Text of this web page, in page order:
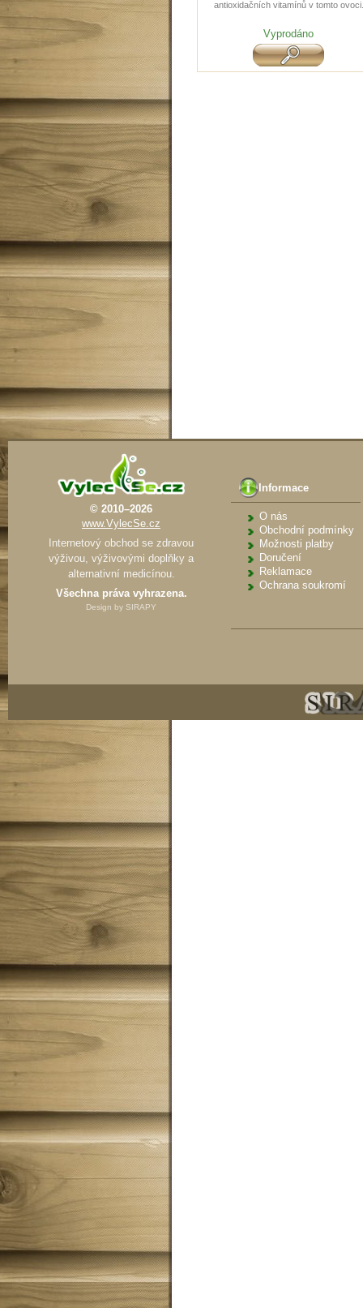
antioxidačních vitamínů v tomto ovoci.
Vyprodáno
© 2010–2026
www.VylecSe.cz
Internetový obchod se zdravou
výživou, výživovými doplňky a
alternativní medicínou.
Všechna práva vyhrazena.
Design by SIRAPY
Informace
O nás
Obchodní podmínky
Možnosti platby
Doručení
Reklamace
Ochrana soukromí